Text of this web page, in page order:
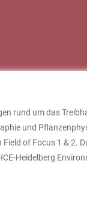
rund um das
und
of Focus 1 & 2.
Heidelberg